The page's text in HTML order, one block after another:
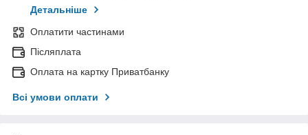
Детальніше
Оплатити частинами
Післяплата
Оплата на картку Приватбанку
Всі умови оплати